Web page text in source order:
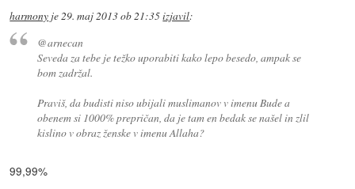
harmony je29. maj 2013 ob 21:35izjavil:
@arnecan
Seveda za tebe je težko uporabiti kako lepo besedo, ampak se
bom zadržal.
Praviš, da budisti niso ubijali muslimanov v imenu Bude a
obenem si 1000% prepričan, da je tam en bedak se našel in zlil
kislino v obraz ženske v imenu Allaha?
99,99%